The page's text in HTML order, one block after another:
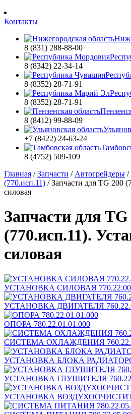
Контакты
8 (831) 288-88-00
8 (8342) 22-34-14
8 (8352) 28-71-91
8 (8352) 28-71-91
8 (8412) 99-88-09
+7 (8422) 24-63-24
8 (4752) 509-109
Главная /Запчасти / Автогрейдеры /
(770.исп.11) /Запчасти для TG 200
силовая
Запчасти для TG
(770.исп.11).
силовая
УСТАНОВКА СИЛОВАЯ
УСТАНОВКА ДВИГАТЕЛЯ
ОПОРА 780.22.01.01.000
СИСТЕМА ОХЛАЖДЕНИЯ
УСТАНОВКА БЛОКА РАДИАТОРОВ
УСТАНОВКА ГЛУШИТЕЛЯ
УСТАНОВКА